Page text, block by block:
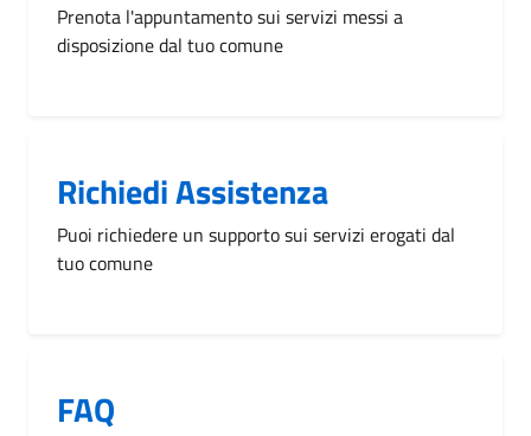
Prenota l'appuntamento sui servizi messi a
disposizione dal tuo comune
Richiedi Assistenza
Puoi richiedere un supporto sui servizi erogati dal
tuo comune
FAQ